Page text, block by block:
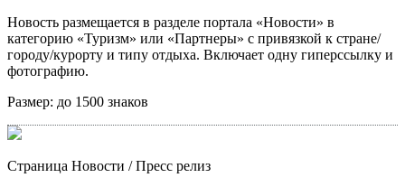
Новость размещается в разделе портала «Новости» в
категорию «Туризм» или «Партнеры» с привязкой к стране/
городу/курорту и типу отдыха. Включает одну гиперссылку и
фотографию.
Размер: до 1500 знаков
Страница Новости / Пресс релиз